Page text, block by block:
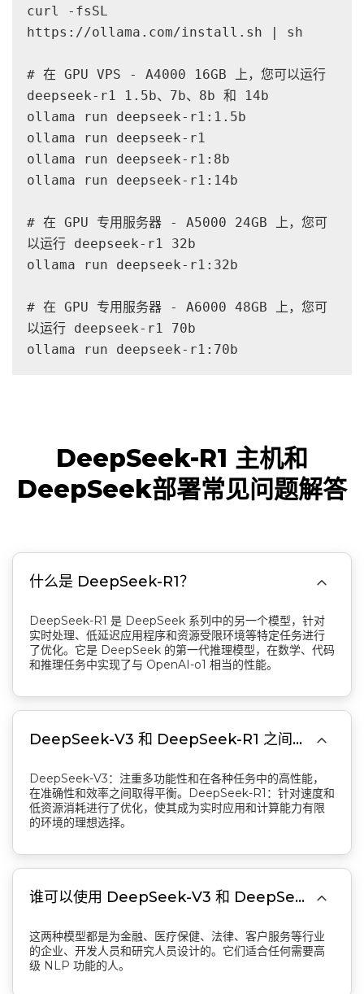
curl -fsSL
https://ollama.com/install.sh | sh
# 在 GPU VPS - A4000 16GB 上，您可以运行
deepseek-r1 1.5b、7b、8b 和 14b
ollama run deepseek-r1:1.5b
ollama run deepseek-r1
ollama run deepseek-r1:8b
ollama run deepseek-r1:14b
# 在 GPU 专用服务器 - A5000 24GB 上，您可
以运行 deepseek-r1 32b
ollama run deepseek-r1:32b
# 在 GPU 专用服务器 - A6000 48GB 上，您可
以运行 deepseek-r1 70b
ollama run deepseek-r1:70b
DeepSeek-R1 主机和
DeepSeek部署常见问题解答
什么是 DeepSeek-R1？ 
DeepSeek-R1 是 DeepSeek 系列中的另一个模型，针对
实时处理、低延迟应用程序和资源受限环境等特定任务进行
了优化。它是 DeepSeek 的第一代推理模型，在数学、代码
和推理任务中实现了与 OpenAI-o1 相当的性能。
DeepSeek-V3 和 DeepSeek-R1 之间的主要区别是什么？ 
DeepSeek-V3：注重多功能性和在各种任务中的高性能，
在准确性和效率之间取得平衡。DeepSeek-R1：针对速度和
低资源消耗进行了优化，使其成为实时应用和计算能力有限
的环境的理想选择。
谁可以使用 DeepSeek-V3 和 DeepSeek-R1？ 
这两种模型都是为金融、医疗保健、法律、客户服务等行业
的企业、开发人员和研究人员设计的。它们适合任何需要高
级 NLP 功能的人。